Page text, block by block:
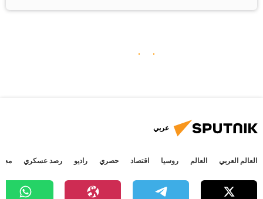
عربي
العالم العربي العالم روسيا اقتصاد حصري راديو رصد عسكري